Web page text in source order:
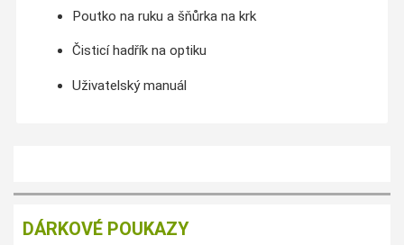
Poutko na ruku a šňůrka na krk
Čisticí hadřík na optiku
Uživatelský manuál
DÁRKOVÉ POUKAZY